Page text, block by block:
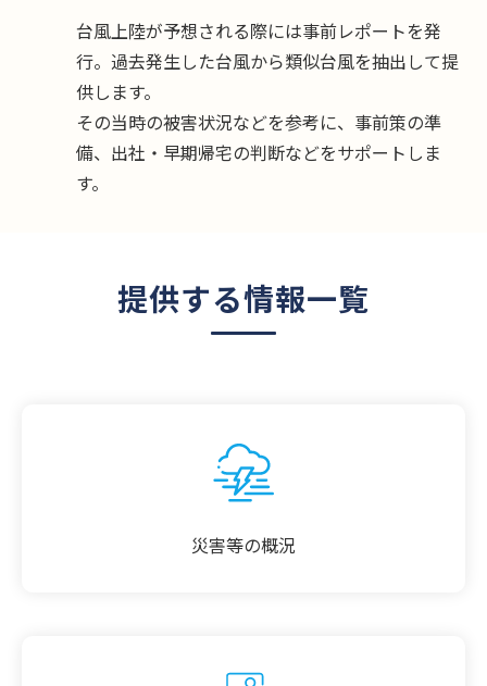
台風上陸が予想される際には事前レポートを発
行。過去発生した台風から類似台風を抽出して提
供します。
その当時の被害状況などを参考に、事前策の準
備、出社・早期帰宅の判断などをサポートしま
す。
提供する情報一覧
災害等の概況